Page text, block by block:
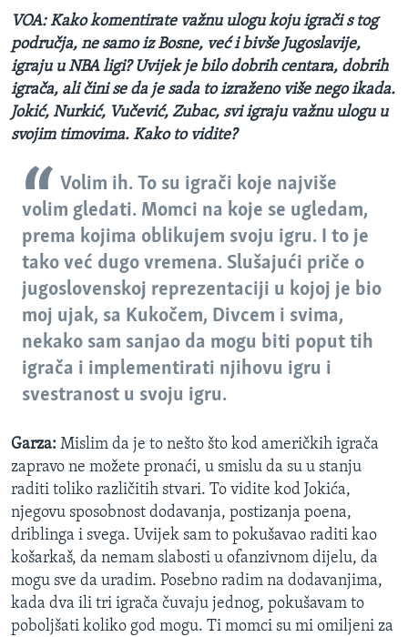
VOA: Kako komentirate važnu ulogu koju igrači s tog
područja, ne samo iz Bosne, već i bivše Jugoslavije,
igraju u NBA ligi? Uvijek je bilo dobrih centara, dobrih
igrača, ali čini se da je sada to izraženo više nego ikada.
Jokić, Nurkić, Vučević, Zubac, svi igraju važnu ulogu u
svojim timovima. Kako to vidite?
Volim ih. To su igrači koje najviše
volim gledati. Momci na koje se ugledam,
prema kojima oblikujem svoju igru. I to je
tako već dugo vremena. Slušajući priče o
jugoslovenskoj reprezentaciji u kojoj je bio
moj ujak, sa Kukočem, Divcem i svima,
nekako sam sanjao da mogu biti poput tih
igrača i implementirati njihovu igru i
svestranost u svoju igru.
Garza: Mislim da je to nešto što kod američkih igrača
zapravo ne možete pronaći, u smislu da su u stanju
raditi toliko različitih stvari. To vidite kod Jokića,
njegovu sposobnost dodavanja, postizanja poena,
driblinga i svega. Uvijek sam to pokušavao raditi kao
košarkaš, da nemam slabosti u ofanzivnom dijelu, da
mogu sve da uradim. Posebno radim na dodavanjima,
kada dva ili tri igrača čuvaju jednog, pokušavam to
poboljšati koliko god mogu. Ti momci su mi omiljeni za